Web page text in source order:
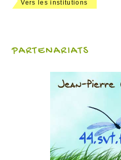
Vers les institutions
PARTENARIATS